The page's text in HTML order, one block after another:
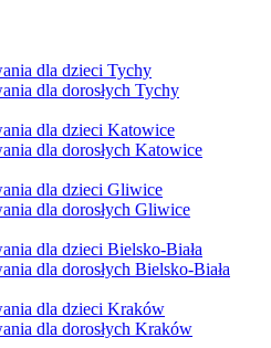
dla dzieci Tychy
dla dorosłych Tychy
dla dzieci Katowice
dla dorosłych Katowice
dla dzieci Gliwice
dla dorosłych Gliwice
dla dzieci Bielsko-Biała
dla dorosłych Bielsko-Biała
dla dzieci Kraków
dla dorosłych Kraków